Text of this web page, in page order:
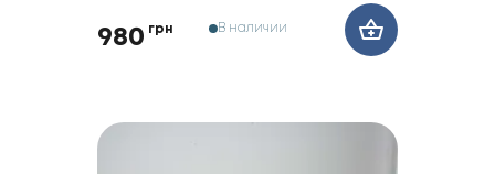
980 грн В наличии